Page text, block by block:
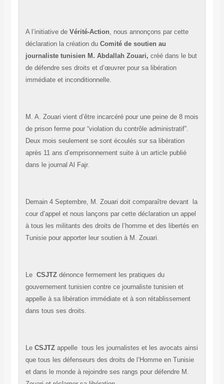
A l’initiative de Vérité-Action , nous annonçons par cette
déclaration la création du Comité de soutien au
journaliste tunisien M. Abdallah Zouari, créé dans le but
de défendre ses droits et d’œuvrer pour sa libération
immédiate et inconditionnelle.
M. A. Zouari vient d’être incarcéré pour une peine de 8 mois
de prison ferme pour “violation du contrôle administratif”.
Deux mois seulement se sont écoulés sur sa libération
après 11 ans d’emprisonnement suite à un article publié
dans le journal Al Fajr.
Demain 4 Septembre, M. Zouari doit comparaître devant la
cour d’appel et nous lançons par cette déclaration un appel
à tous les militants des droits de l’homme et des libertés en
Tunisie pour apporter leur soutien à M. Zouari
Le CSJTZ dénonce fermement les pratiques du
gouvernement tunisien contre ce journaliste tunisien et
appelle à sa libération immédiate et à son rétablissement
dans tous ses droits
Le CSJTZ appelle tous les journalistes et les avocats ainsi
que tous les défenseurs des droits de l’Homme en Tunisie
et dans le monde à rejoindre ses rangs pour défendre M.